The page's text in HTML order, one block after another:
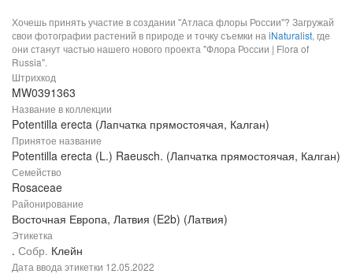
Хочешь принять участие в создании "Атласа флоры России"? Загружай
свои фотографии растений в природе и точку съемки на iNaturalist, где
они станут частью нашего нового проекта "Флора России | Flora of
Russia".
Штрихкод
MW0391363
Название в коллекции
Potentilla erecta (Лапчатка прямостоячая, Калган)
Принятое название
Potentilla erecta (L.) Raeusch. (Лапчатка прямостоячая, Калган)
Семейство
Rosaceae
Районирование
Восточная Европа, Латвия (E2b) (Латвия)
Этикетка
. Собр. Клейн
Дата ввода этикетки 12.05.2022